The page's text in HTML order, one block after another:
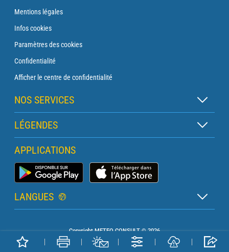
Mentions légales
Infos cookies
Paramètres des cookies
Confidentialité
Afficher le centre de confidentialité
NOS SERVICES
Abonnement Zen
Abonnement Balise
Abonnement Traversée
Abonnement Phare
Météo Terrestre
LÉGENDES
Légende des cartes
Légende des pictogrammes
Glossaire
APPLICATIONS
Application Météo Marine
LANGUES
Anglais
Copyright METEO CONSULT © 2026